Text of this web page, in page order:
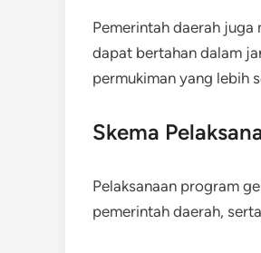
Pemerintah daerah
dapat bertahan dalam
permukiman yang lebih
Skema
Pelaksanaan program
pemerintah daerah,